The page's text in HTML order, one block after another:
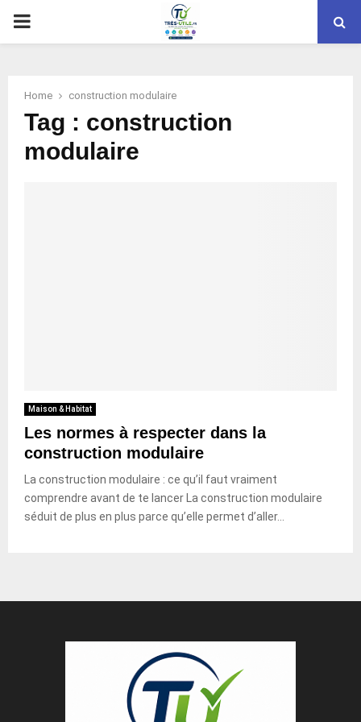
PRIMARY
Home construction modulaire
Tag : construction
modulaire
Maison & Habitat
Les normes à respecter dans la
construction modulaire
La construction modulaire : ce qu’il faut vraiment
comprendre avant de te lancer La construction modulaire
séduit de plus en plus parce qu’elle permet d’aller...